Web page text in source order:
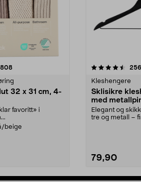
anmeldelser
32 x 31 cm, 4-
favoritt» i
beige
5 stjerner 256
Kleshengere
Sklisikre
med
Elegant og
tre og metall –
79,90
4.5av